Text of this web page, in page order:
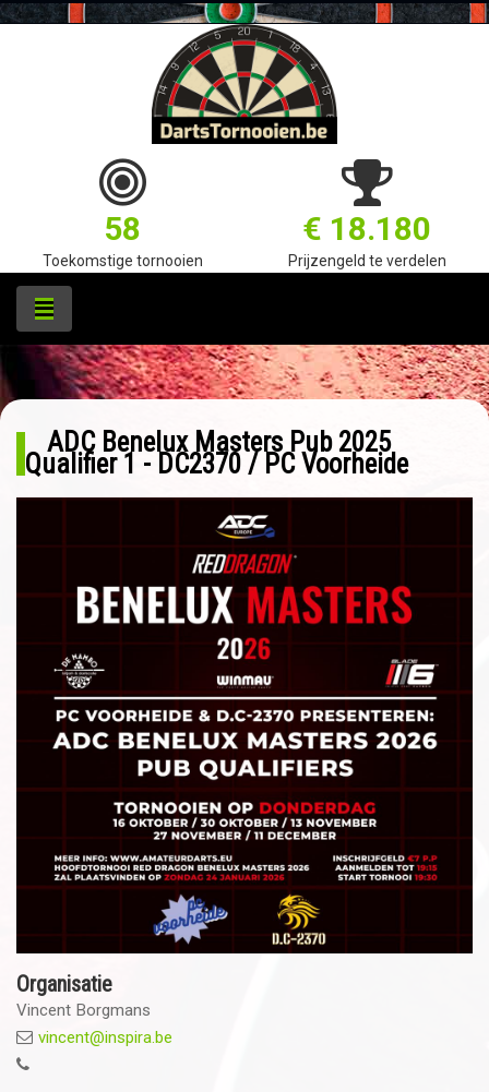
58
Toekomstige tornooien
€ 18.180
Prijzengeld te verdelen
ADC Benelux Masters Pub 2025
Qualifier 1 - DC2370 / PC Voorheide
Organisatie
Vincent Borgmans
vincent@inspira.be